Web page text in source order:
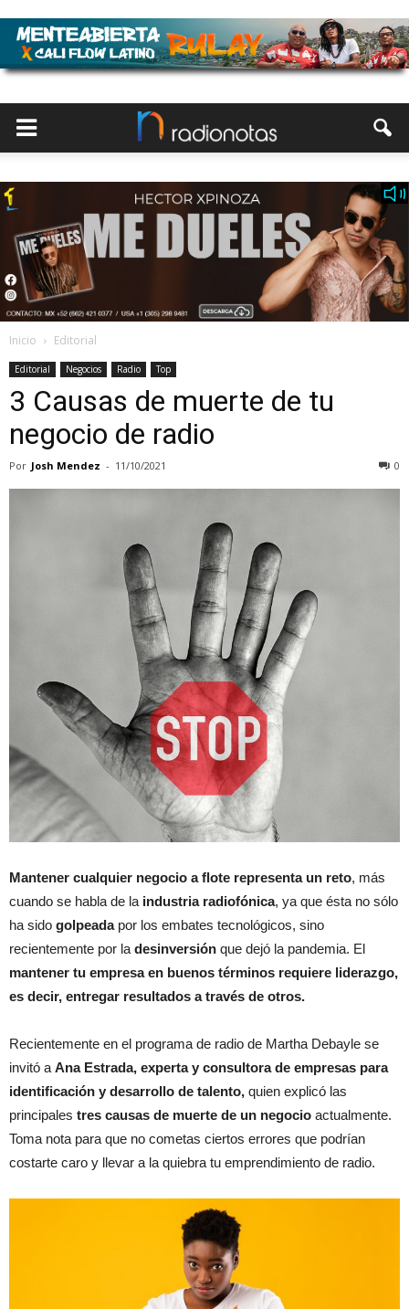
Inicio Editorial
Editorial Negocios Radio Top
3 Causas de muerte de tu
negocio de radio
Por Josh Mendez - 11/10/2021 0
Mantener cualquier negocio a flote representa un reto, más
cuando se habla de la industria radiofónica, ya que ésta no sólo
ha sido golpeadapor los embates tecnológicos, sino
recientemente por la desinversión que dejó la pandemia. El
mantener tu empresa en buenos términos requiere liderazgo,
es decir, entregar resultados a través de otros.
Recientemente en el programa de radio de Martha Debayle se
invitó a Ana Estrada, experta y consultora de empresas para
identificación y desarrollo de talento, quien explicó las
principales tres causas de muerte de un negocio actualmente.
Toma nota para que no cometas ciertos errores que podrían
costarte caro y llevar a la quiebra tu emprendimiento de radio.